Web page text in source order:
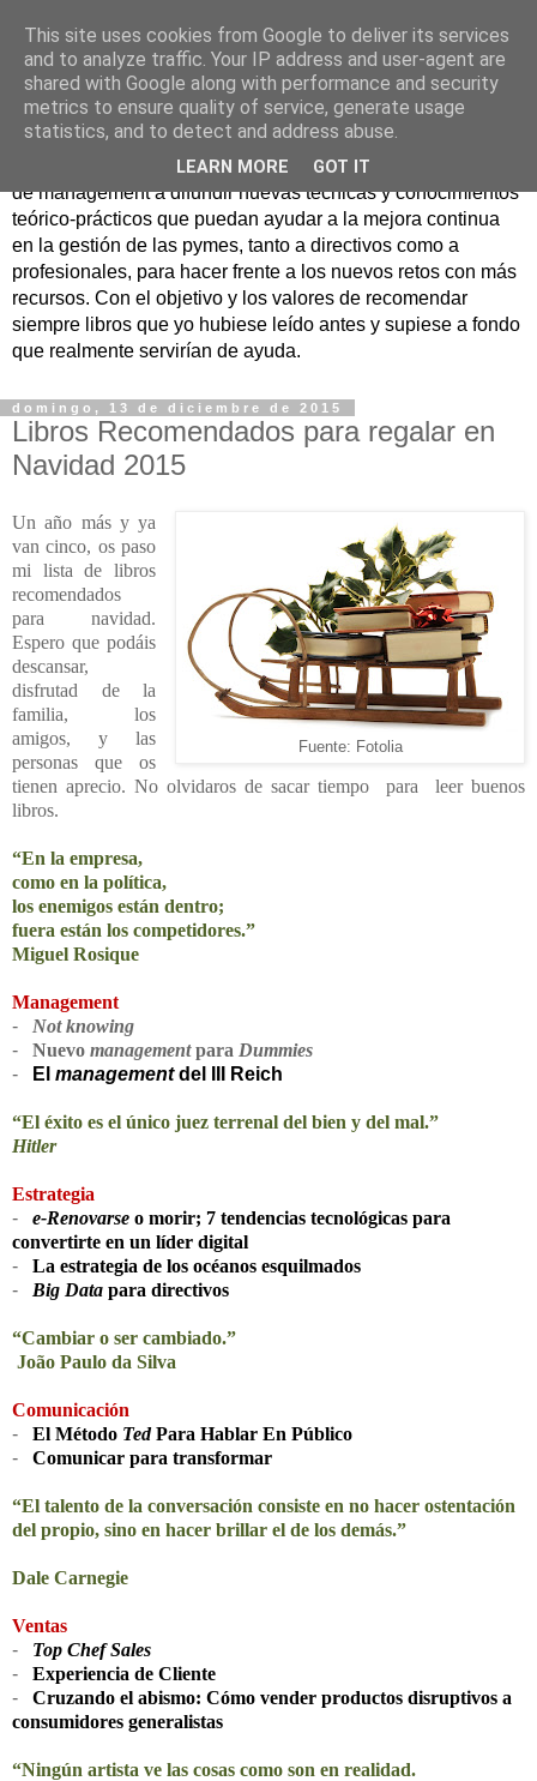
Nuevo Viernes - Nuevo
Libro
Nace con la misión de ayudar mediante la lectura de libros
de management a difundir nuevas técnicas y conocimientos
teórico-prácticos que puedan ayudar a la mejora continua
en la gestión de las pymes, tanto a directivos como a
profesionales, para hacer frente a los nuevos retos con más
recursos. Con el objetivo y los valores de recomendar
siempre libros que yo hubiese leído antes y supiese a fondo
que realmente servirían de ayuda.
domingo, 13 de diciembre de 2015
Libros Recomendados para regalar en
Navidad 2015
Fuente: Fotolia
Un año más y ya
van cinco, os paso
mi lista de libros
recomendados
para navidad.
Espero que podáis
descansar,
disfrutad de la
familia, los
amigos, y las
personas que os
tienen aprecio. No olvidaros de sacar tiempo para leer buenos
libros.
“En la empresa,
como en la política,
los enemigos están dentro;
fuera están los competidores.”
Miguel Rosique
Management
-
Not knowing
-
Nuevo managementpara Dummies
-
El managementdel III Reich
“El éxito es el único juez terrenal del bien y del mal.”
Hitler
Estrategia
-
e-Renovarse o morir; 7 tendencias tecnológicas para
convertirte en un líder digital
-
La estrategia de los océanos esquilmados
-
Big Data para directivos
“Cambiar o ser cambiado.”
João Paulo da Silva
Comunicación
-
El Método TedPara Hablar En Público
-
Comunicar para transformar
“El talento de la conversación consiste en no hacer ostentación
del propio, sino en hacer brillar el de los demás.”
Dale Carnegie
Ventas
-
Top Chef Sales
-
Experiencia de Cliente
-
Cruzando el abismo: Cómo vender productos disruptivos a
consumidores generalistas
“Ningún artista ve las cosas como son en realidad.
This site uses cookies from Google to deliver its services
and to analyze traffic. Your IP address and user-agent are
shared with Google along with performance and security
metrics to ensure quality of service, generate usage
statistics, and to detect and address abuse.
LEARN MORE GOT IT